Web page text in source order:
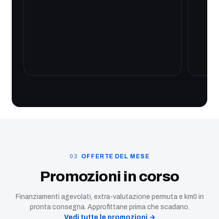
OFFERTE DEL MESE
Promozioni in corso
Finanziamenti agevolati, extra-valutazione permuta e km0 in
pronta consegna. Approfittane prima che scadano.
Vedi tutte le promozioni →